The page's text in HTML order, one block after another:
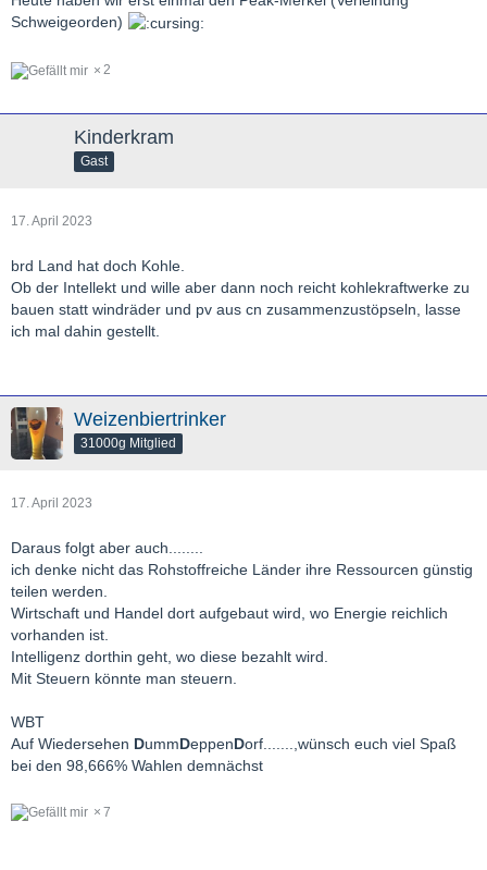
Schweigeorden)
2
Kinderkram
Gast
17. April 2023
brd Land hat doch Kohle.
Ob der Intellekt und wille aber dann noch reicht kohlekraftwerke zu
bauen statt windräder und pv aus cn zusammenzustöpseln, lasse
ich mal dahin gestellt.
Weizenbiertrinker
31000g Mitglied
17. April 2023
Daraus folgt aber auch........
ich denke nicht das Rohstoffreiche Länder ihre Ressourcen günstig
teilen werden.
Wirtschaft und Handel dort aufgebaut wird, wo Energie reichlich
vorhanden ist.
Intelligenz dorthin geht, wo diese bezahlt wird.
Mit Steuern könnte man steuern.
WBT
Auf Wiedersehen DummDeppenDorf.......,wünsch euch viel Spaß
bei den 98,666% Wahlen demnächst
7